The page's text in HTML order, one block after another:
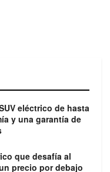
eléctrico de hasta
y una garantía de
que desafía al
precio por debajo